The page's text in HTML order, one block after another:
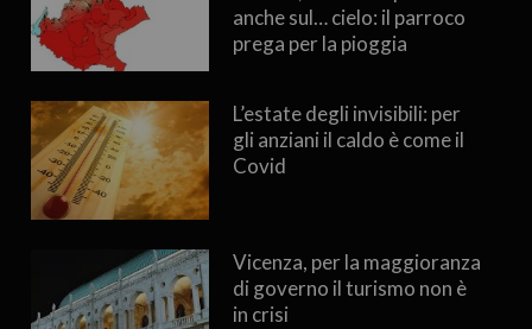
anche sul… cielo: il parroco
prega per la pioggia
L’estate degli invisibili: per
gli anziani il caldo è come il
Covid
Vicenza, per la maggioranza
di governo il turismo non è
in crisi